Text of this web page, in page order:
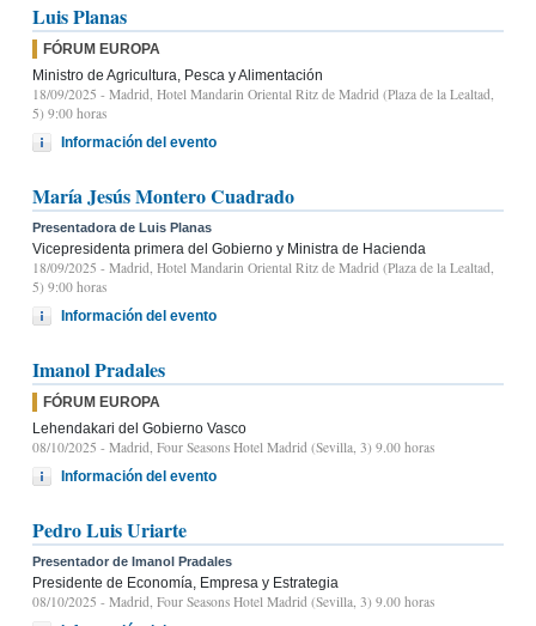
Luis Planas
FÓRUM EUROPA
Ministro de Agricultura, Pesca y Alimentación
18/09/2025 - Madrid, Hotel Mandarin Oriental Ritz de Madrid (Plaza de la Lealtad,
5) 9:00 horas
Información del evento
María Jesús Montero Cuadrado
Presentadora de Luis Planas
Vicepresidenta primera del Gobierno y Ministra de Hacienda
18/09/2025 - Madrid, Hotel Mandarin Oriental Ritz de Madrid (Plaza de la Lealtad,
5) 9:00 horas
Información del evento
Imanol Pradales
FÓRUM EUROPA
Lehendakari del Gobierno Vasco
08/10/2025 - Madrid, Four Seasons Hotel Madrid (Sevilla, 3) 9.00 horas
Información del evento
Pedro Luis Uriarte
Presentador de Imanol Pradales
Presidente de Economía, Empresa y Estrategia
08/10/2025 - Madrid, Four Seasons Hotel Madrid (Sevilla, 3) 9.00 horas